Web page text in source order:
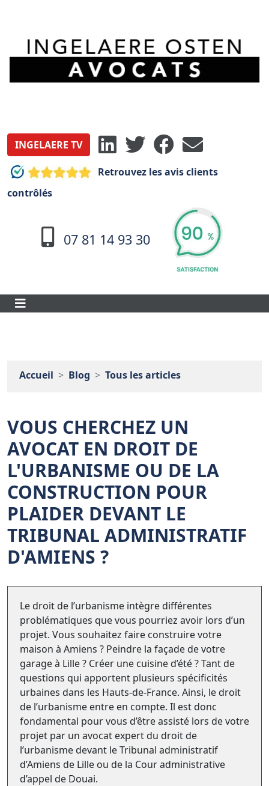
INGELAERE TV
Retrouvez les avis clients
contrôlés
07 81 14 93 30
Accueil Blog Tous les articles
VOUS CHERCHEZ UN
AVOCAT EN DROIT DE
L'URBANISME OU DE LA
CONSTRUCTION POUR
PLAIDER DEVANT LE
TRIBUNAL ADMINISTRATIF
D'AMIENS ?
Le droit de l’urbanisme intègre différentes
problématiques que vous pourriez avoir lors d’un
projet. Vous souhaitez faire construire votre
maison à Amiens ? Peindre la façade de votre
garage à Lille ? Créer une cuisine d’été ? Tant de
questions qui apportent plusieurs spécificités
urbaines dans les Hauts-de-France. Ainsi, le droit
de l’urbanisme entre en compte. Il est donc
fondamental pour vous d’être assisté lors de votre
projet par un avocat expert du droit de
l’urbanisme devant le Tribunal administratif
d’Amiens de Lille ou de la Cour administrative
d’appel de Douai.